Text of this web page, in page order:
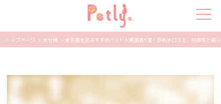
トップページ > 未分類 > 東京都北区おすすめペット火葬業者5選！評判や口コミ、特徴など紹